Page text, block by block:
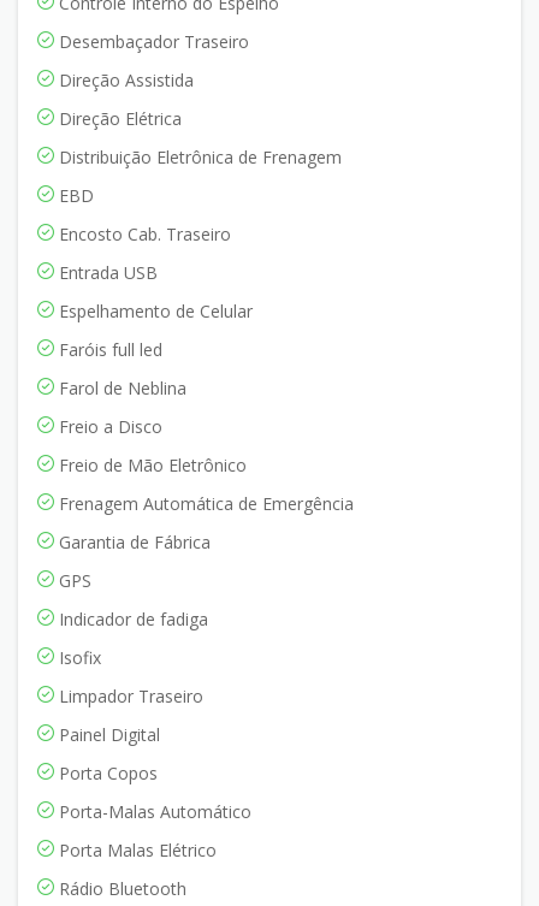
Desembaçador Traseiro
Direção Assistida
Direção Elétrica
Distribuição Eletrônica de Frenagem
EBD
Encosto Cab. Traseiro
Entrada USB
Espelhamento de Celular
Faróis full led
Farol de Neblina
Freio a Disco
Freio de Mão Eletrônico
Frenagem Automática de Emergência
Garantia de Fábrica
GPS
Indicador de fadiga
Isofix
Limpador Traseiro
Painel Digital
Porta Copos
Porta-Malas Automático
Porta Malas Elétrico
Rádio Bluetooth